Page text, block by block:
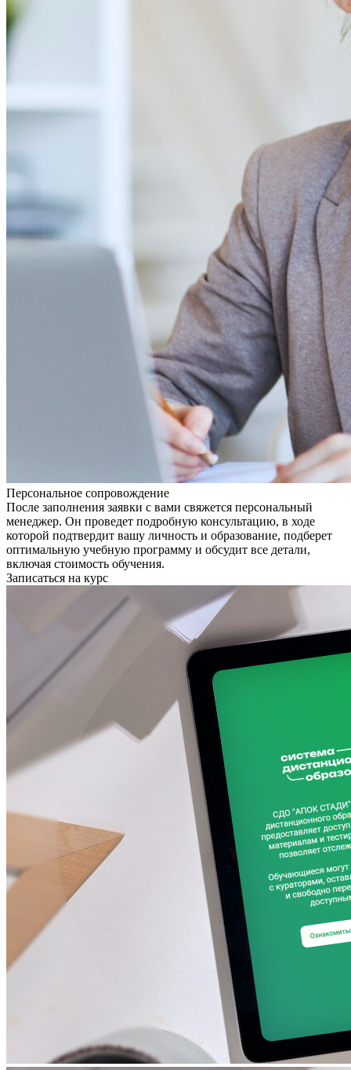
Персональное сопровождение
После заполнения заявки с вами свяжется персональный
менеджер. Он проведет подробную консультацию, в ходе
которой подтвердит вашу личность и образование, подберет
оптимальную учебную программу и обсудит все детали,
включая стоимость обучения.
Записаться на курс